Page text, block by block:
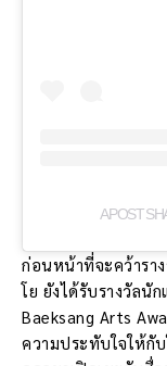
A POST
ก่อนหน้าที่จะคว้ารา
โย ยังได้รับรางวัลนั
Baeksang Arts
ความประทับใจให้กั